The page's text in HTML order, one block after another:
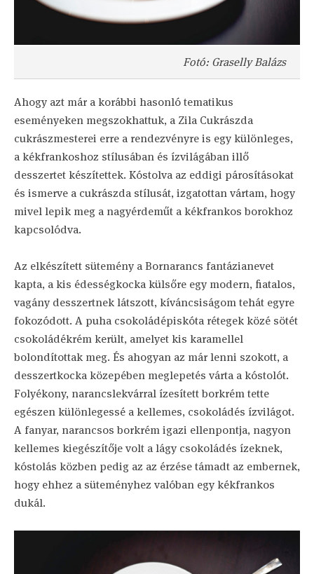
Fotó: Graselly Balázs
Ahogy azt már a korábbi hasonló tematikus
eseményeken megszokhattuk, a Zila Cukrászda
cukrászmesterei erre a rendezvényre is egy különleges,
a kékfrankoshoz stílusában és ízvilágában illő
desszertet készítettek. Kóstolva az eddigi párosításokat
és ismerve a cukrászda stílusát, izgatottan vártam, hogy
mivel lepik meg a nagyérdeműt a kékfrankos borokhoz
kapcsolódva.
Az elkészített sütemény a Bornarancs fantázianevet
kapta, a kis édességkocka külsőre egy modern, fiatalos,
vagány desszertnek látszott, kíváncsiságom tehát egyre
fokozódott. A puha csokoládépiskóta rétegek közé sötét
csokoládékrém került, amelyet kis karamellel
bolondítottak meg. És ahogyan az már lenni szokott, a
desszertkocka közepében meglepetés várta a kóstolót.
Folyékony, narancslekvárral ízesített borkrém tette
egészen különlegessé a kellemes, csokoládés ízvilágot.
A fanyar, narancsos borkrém igazi ellenpontja, nagyon
kellemes kiegészítője volt a lágy csokoládés ízeknek,
kóstolás közben pedig az az érzése támadt az embernek,
hogy ehhez a süteményhez valóban egy kékfrankos
dukál.